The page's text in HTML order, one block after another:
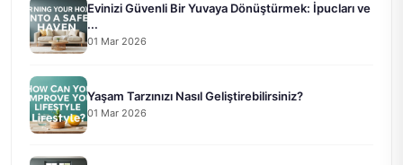
Evinizi Güvenli Bir Yuvaya Dönüştürmek: İpucları ve
...
01 Mar 2026
Yaşam Tarzınızı Nasıl Geliştirebilirsiniz?
01 Mar 2026